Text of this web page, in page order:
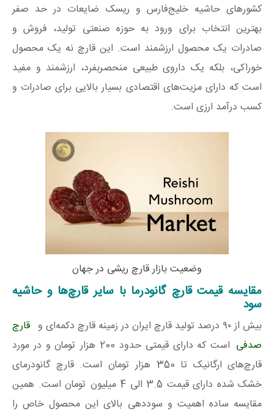
کشورهای حاشیه خلیج‌فارس و ریسک ضایعات در حد صفر
بهترین انتخاب برای ورود به حوزه صنعتی تولید، فروش و
صادرات یک محصول ارزشمند است. این قارچ نه یک محصول
خوراکی، بلکه یک داروی طبیعی منحصربفرد، ارزشمند و مفید
است که دارای مزیت‌های اقتصادی بسیار بالایی برای صادرات و
کسب درآمد ارزی است.
وضعیت بازار قارچ ریشی در جهان
مقایسه قیمت قارچ گانودرما با سایر قارچ‌ها و حاشیه
سود
بیش از ۹۰ درصد تولید قارچ ایران در زمینه قارچ دکمه‌ای و
قارچ
صدفی
است که دارای قیمتی حدود 200 هزار تومان و در مورد
قارچ‌های ارگانیک تا 350 هزار تومان است. قارچ گانودرمای
خشک شده دارای قیمت 3.5 الی 4 میلیون تومان است. همین
مقایسه ساده اهمیت و سوددهی بالای این محصول خاص را